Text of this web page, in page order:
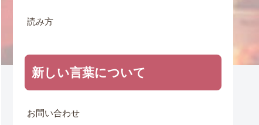
読み方
新しい言葉について
お問い合わせ